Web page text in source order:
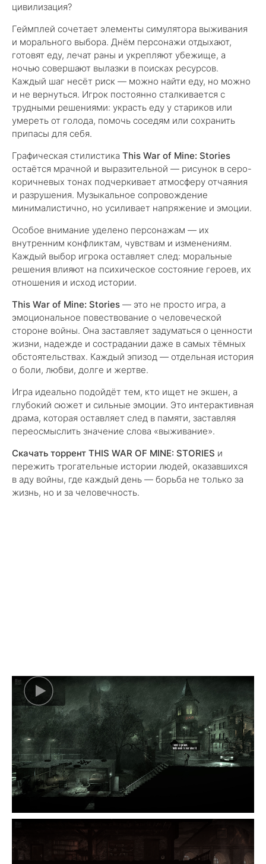
цивилизация?
Геймплей сочетает элементы симулятора выживания
и морального выбора. Днём персонажи отдыхают,
готовят еду, лечат раны и укрепляют убежище, а
ночью совершают вылазки в поисках ресурсов.
Каждый шаг несёт риск — можно найти еду, но можно
и не вернуться. Игрок постоянно сталкивается с
трудными решениями: украсть еду у стариков или
умереть от голода, помочь соседям или сохранить
припасы для себя.
Графическая стилистика This War of Mine: Stories
остаётся мрачной и выразительной — рисунок в серо-
коричневых тонах подчеркивает атмосферу отчаяния
и разрушения. Музыкальное сопровождение
минималистично, но усиливает напряжение и эмоции.
Особое внимание уделено персонажам — их
внутренним конфликтам, чувствам и изменениям.
Каждый выбор игрока оставляет след: моральные
решения влияют на психическое состояние героев, их
отношения и исход истории.
This War of Mine: Stories — это не просто игра, а
эмоциональное повествование о человеческой
стороне войны. Она заставляет задуматься о ценности
жизни, надежде и сострадании даже в самых тёмных
обстоятельствах. Каждый эпизод — отдельная история
о боли, любви, долге и жертве.
Игра идеально подойдёт тем, кто ищет не экшен, а
глубокий сюжет и сильные эмоции. Это интерактивная
драма, которая оставляет след в памяти, заставляя
переосмыслить значение слова «выживание».
Скачать торрент THIS WAR OF MINE: STORIES и
пережить трогательные истории людей, оказавшихся
в аду войны, где каждый день — борьба не только за
жизнь, но и за человечность.